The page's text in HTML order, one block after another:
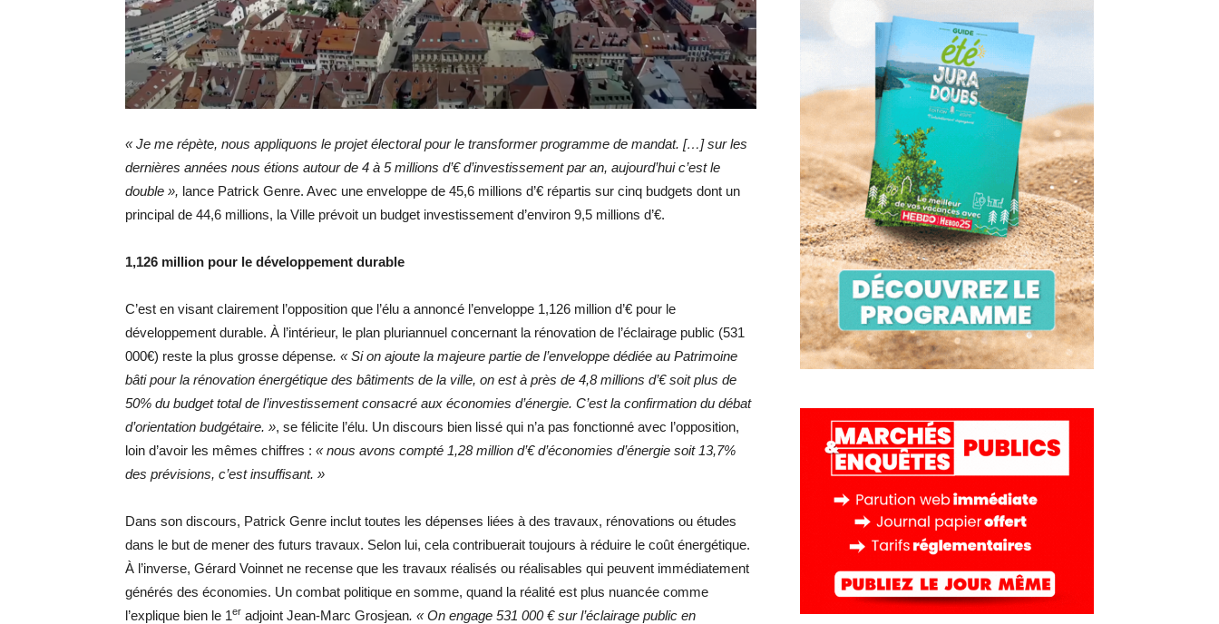
–
« Je me répète, nous appliquons le projet électoral pour le transformer programme de mandat. […] sur les
dernières années nous étions autour de 4 à 5 millions d’€ d’investissement par an, aujourd’hui c’est le
double », lance Patrick Genre. Avec une enveloppe de 45,6 millions d’€ répartis sur cinq budgets dont un
principal de 44,6 millions, la Ville prévoit un budget investissement d’environ 9,5 millions d’€.
1,126 million pour le développement durable
C’est en visant clairement l’opposition que l’élu a annoncé l’enveloppe 1,126 million d’€ pour le
développement durable. À l’intérieur, le plan pluriannuel concernant la rénovation de l’éclairage public (531
000€) reste la plus grosse dépense. « Si on ajoute la majeure partie de l’enveloppe dédiée au Patrimoine
bâti pour la rénovation énergétique des bâtiments de la ville, on est à près de 4,8 millions d’€ soit plus de
50% du budget total de l’investissement consacré aux économies d’énergie. C’est la confirmation du débat
d’orientation budgétaire. », se félicite l’élu. Un discours bien lissé qui n’a pas fonctionné avec l’opposition,
loin d’avoir les mêmes chiffres : « nous avons compté 1,28 million d’€ d’économies d’énergie soit 13,7%
des prévisions, c’est insuffisant. »
Dans son discours, Patrick Genre inclut toutes les dépenses liées à des travaux, rénovations ou études
dans le but de mener des futurs travaux. Selon lui, cela contribuerait toujours à réduire le coût énergétique.
À l’inverse, Gérard Voinnet ne recense que les travaux réalisés ou réalisables qui peuvent immédiatement
générés des économies. Un combat politique en somme, quand la réalité est plus nuancée comme
l’explique bien le 1er adjoint Jean-Marc Grosjean. « On engage 531 000 € sur l’éclairage public en